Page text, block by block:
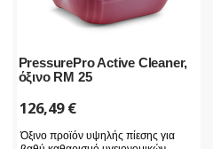
PressurePro Active Cleaner,
όξινο RM 25
126,49€
Όξινο προϊόν υψηλής πίεσης για